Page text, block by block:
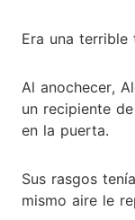
Era una terrible
Al anochecer,
un recipiente
en la puerta.
Sus rasgos
mismo aire le